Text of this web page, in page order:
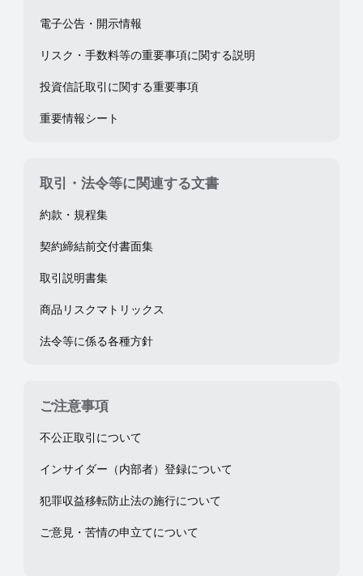
電子公告・開示情報
リスク・手数料等の重要事項に関する説明
投資信託取引に関する重要事項
重要情報シート
取引・法令等に関連する文書
約款・規程集
契約締結前交付書面集
取引説明書集
商品リスクマトリックス
法令等に係る各種方針
ご注意事項
不公正取引について
インサイダー（内部者）登録について
犯罪収益移転防止法の施行について
ご意見・苦情の申立てについて